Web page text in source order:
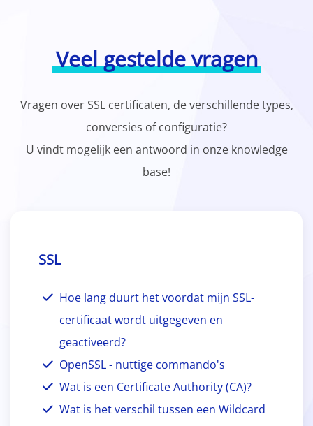
Veel gestelde vragen
Vragen over SSL certificaten, de verschillende types,
conversies of configuratie?
U vindt mogelijk een antwoord in onze knowledge
base!
SSL
Hoe lang duurt het voordat mijn SSL-
certificaat wordt uitgegeven en
geactiveerd?
OpenSSL - nuttige commando's
Wat is een Certificate Authority (CA)?
Wat is het verschil tussen een Wildcard